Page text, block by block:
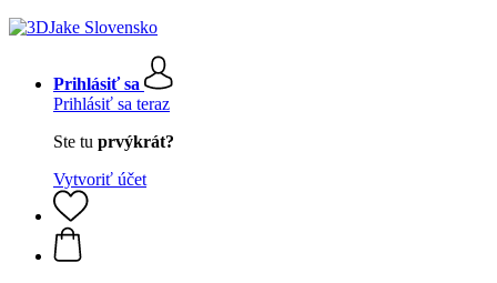
Prihlásiť sa
Prihlásiť sa teraz
Ste tu prvýkrát?
Vytvoriť účet